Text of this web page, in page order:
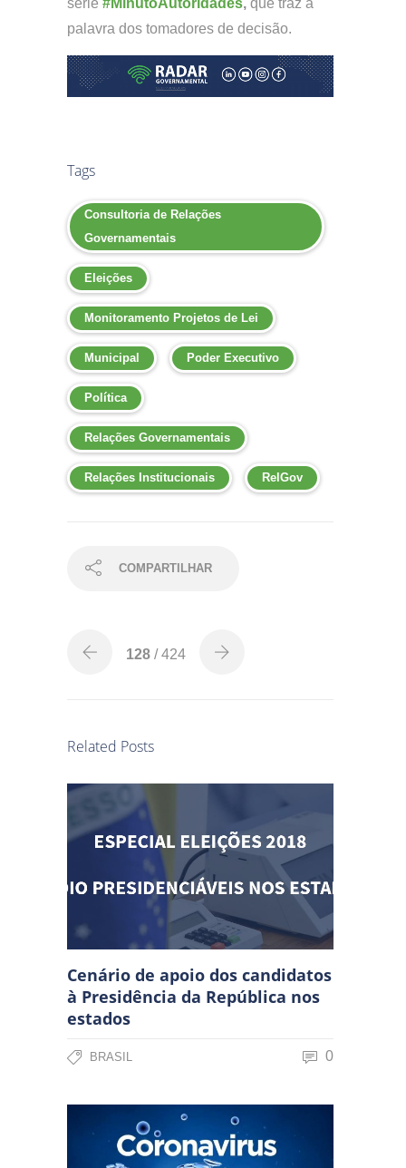
palavra dos tomadores de decisão.
Tags
Consultoria de Relações
Governamentais
Eleições
Monitoramento Projetos de Lei
Municipal Poder Executivo
Política
Relações Governamentais
Relações Institucionais RelGov
COMPARTILHAR
128 / 424
Related Posts
Cenário de apoio dos candidatos
à Presidência da República nos
estados
BRASIL 0